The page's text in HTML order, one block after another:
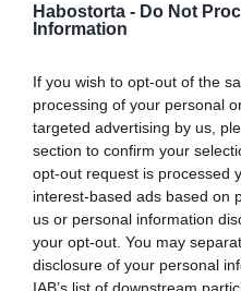
Habostorta - Do Not
Information
If you wish to opt-out of the
processing of your personal
targeted advertising by us,
section to confirm your
opt-out request is processed
interest-based ads based on
us or personal information
your opt-out. You may
disclosure of your personal
szerez örömet szerte a
jelent számunkra, hogy
zenekari kíséretben
zeneművek, a hatalmas
párhuzamosan. Ez
élmény lesz.”
Brady Beaubien, a
Potter filmzenei
„Harry Potter neve
izgalommal, és reméljük,
elragadó zenei betétek